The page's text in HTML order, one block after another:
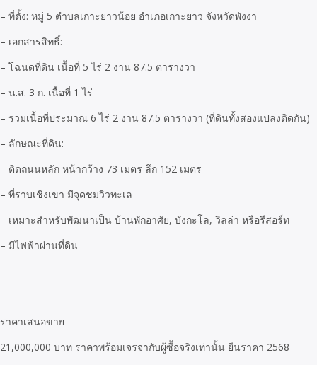
– ที่ตั้ง: หมู่ 5 ตำบลเกาะยาวน้อย อำเภอเกาะยาว จังหวัดพังงา
– เอกสารสิทธิ์:
– โฉนดที่ดิน เนื้อที่ 5 ไร่ 2 งาน 87.5 ตารางวา
– น.ส. 3 ก. เนื้อที่ 1 ไร่
– รวมเนื้อที่ประมาณ 6 ไร่ 2 งาน 87.5 ตารางวา (ที่ดินทั้งสองแปลงติดกัน)
– ลักษณะที่ดิน:
– ติดถนนหลัก หน้ากว้าง 73 เมตร ลึก 152 เมตร
– ที่ราบเชิงเขา มีจุดชมวิวทะเล
– เหมาะสำหรับพัฒนาเป็น บ้านพักอาศัย, บังกะโล, วิลล่า หรือรีสอร์ท
– มีไฟฟ้าผ่านที่ดิน
ราคาเสนอขาย
21,000,000 บาท ราคาพร้อมเจรจากับผู้ซื้อจริงเท่านั้น ยืนราคา 2568